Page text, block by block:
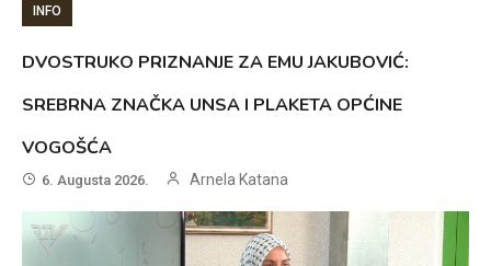
INFO
DVOSTRUKO PRIZNANJE ZA EMU JAKUBOVIĆ:
SREBRNA ZNAČKA UNSA I PLAKETA OPĆINE
VOGOŠĆA
6. Augusta 2026. Arnela Katana